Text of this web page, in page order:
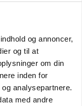
og annoncer,
og til at
om din
inden for
analysepartnere.
med andre
og
ny